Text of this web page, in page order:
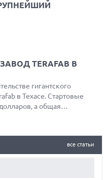
TERAFAB В
гигантского
в Техасе. Стартовые
а общая
и космических дата-
все статьи
2026 ГОДУ